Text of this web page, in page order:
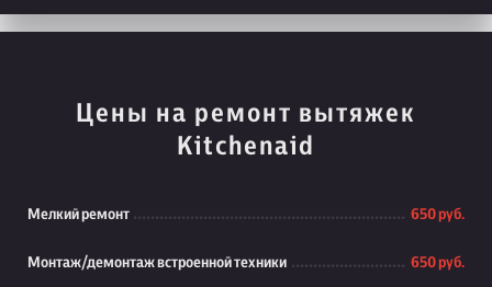
Цены на ремонт вытяжек
Kitchenaid
Мелкий ремонт 650 руб.
Монтаж/демонтаж встроенной техники 650 руб.